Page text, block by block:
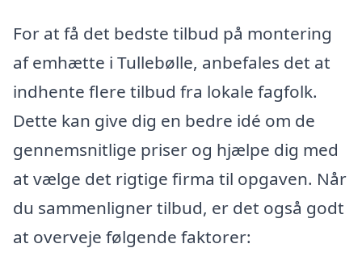
For at få det bedste tilbud på montering
af emhætte i Tullebølle, anbefales det at
indhente flere tilbud fra lokale fagfolk.
Dette kan give dig en bedre idé om de
gennemsnitlige priser og hjælpe dig med
at vælge det rigtige firma til opgaven. Når
du sammenligner tilbud, er det også godt
at overveje følgende faktorer: